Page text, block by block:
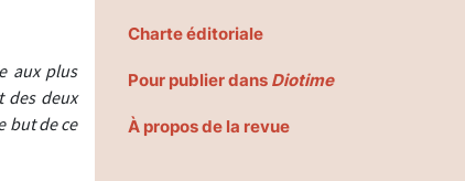
aux plus
des deux
but de ce
Charte éditoriale
Pour publier dans Diotime
À propos de la revue